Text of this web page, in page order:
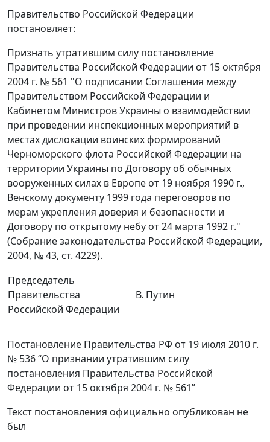
Правительство Российской Федерации
постановляет:
Признать утратившим силу постановление
Правительства Российской Федерации от 15 октября
2004 г. № 561 "О подписании Соглашения между
Правительством Российской Федерации и
Кабинетом Министров Украины о взаимодействии
при проведении инспекционных мероприятий в
местах дислокации воинских формирований
Черноморского флота Российской Федерации на
территории Украины по Договору об обычных
вооруженных силах в Европе от 19 ноября 1990 г.,
Венскому документу 1999 года переговоров по
мерам укрепления доверия и безопасности и
Договору по открытому небу от 24 марта 1992 г."
(Собрание законодательства Российской Федерации,
2004, № 43, ст. 4229).
Председатель
Правительства
Российской Федерации
В. Путин
Постановление Правительства РФ от 19 июля 2010 г.
№ 536 “О признании утратившим силу
постановления Правительства Российской
Федерации от 15 октября 2004 г. № 561”
Текст постановления официально опубликован не
был